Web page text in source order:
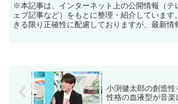
※本記事は、インターネット上の公開情報（テ
ェブ記事など）をもとに整理・紹介していま
きる限り正確性に配慮しておりますが、最新情
小渕健太郎の創造
性格の血液型が音楽